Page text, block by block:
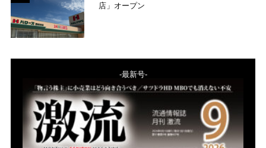
店」オープン
-最新号-